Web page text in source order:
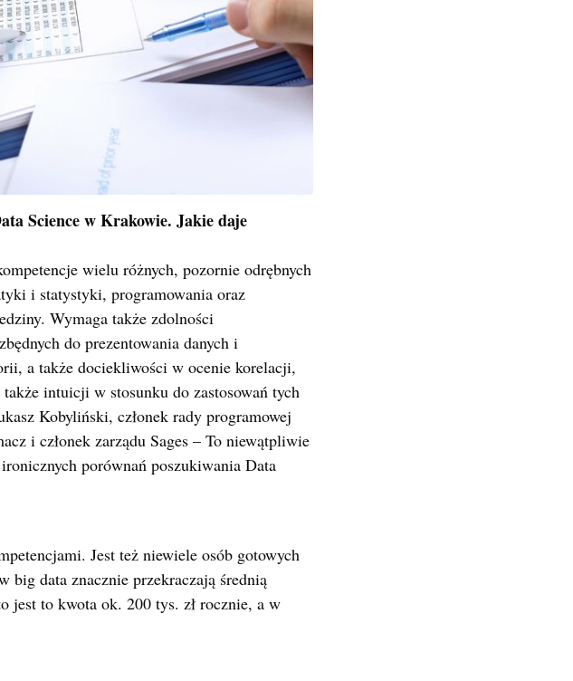
Science w Krakowie. Jakie daje
wielu różnych, pozornie odrębnych
i statystyki, programowania oraz
Wymaga także zdolności
do prezentowania danych i
a także dociekliwości w ocenie korelacji,
intuicji w stosunku do zastosowań tych
Kobyliński, członek rady programowej
i członek zarządu Sages – To niewątpliwie
porównań poszukiwania Data
Jest też niewiele osób gotowych
data znacznie przekraczają średnią
jest to kwota ok. 200 tys. zł rocznie, a w